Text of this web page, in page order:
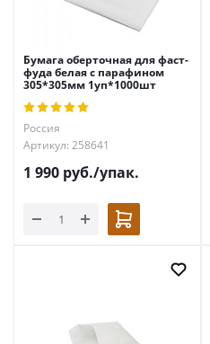
Бумага оберточная для фаст-
фуда белая с парафином
305*305мм 1уп*1000шт
Россия
Артикул: 258641
1 990 руб./упак.